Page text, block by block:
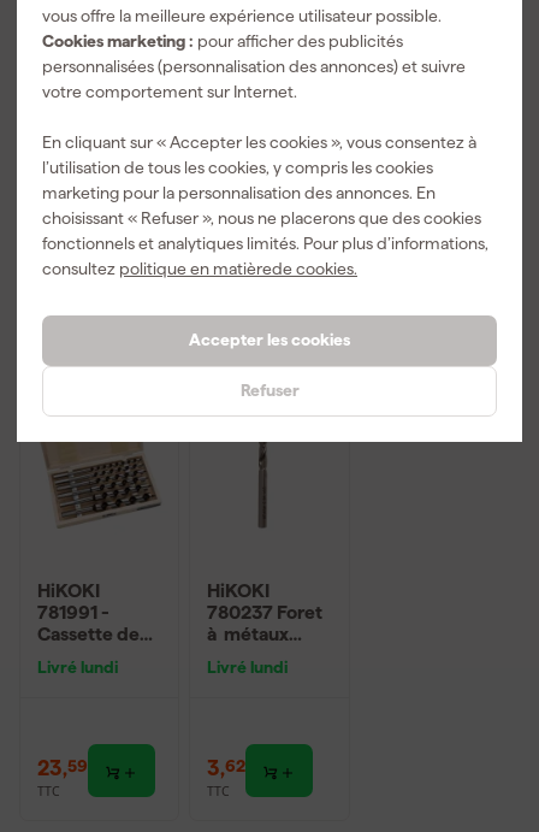
vous offre la meilleure expérience utilisateur possible.
Cookies marketing : pour afficher des publicités
personnalisées (personnalisation des annonces) et suivre
votre comportement sur Internet.
En cliquant sur « Accepter les cookies », vous consentez à
l’utilisation de tous les cookies, y compris les cookies
marketing pour la personnalisation des annonces. En
choisissant « Refuser », nous ne placerons que des cookies
fonctionnels et analytiques limités. Pour plus d’informations,
consultez politique en matièrede cookies.
Accepter les cookies
Refuser
HiKOKI
18 embouts
dans un
coffret - 75
mm
Livré lundi
Prix de référence 21,83
-11%
19,24
HiKOKI
Adaptateur
d'embout à
1/4" six pans
(avec bille)
Livré lundi
11,79
Cassette de 6
mèches
torses à bois -
(10/12/14/16/
18/20 x
460mm)
Livré lundi
Prix conseillé 74,00
HiKOKI
781991 -
Cassette de
torses à bois
/16 x 230mm)
Livré lundi
23,59
TTC
HiKOKI
780237 Foret
à métaux
338 - Ø 6,8
Livré lundi
3,62
TTC